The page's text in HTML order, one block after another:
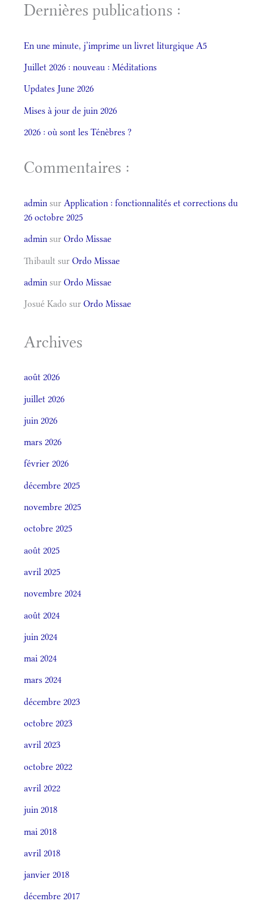
Dernières publications :
En une minute, j’imprime un livret liturgique A5
Juillet 2026 : nouveau : Méditations
Updates June 2026
Mises à jour de juin 2026
2026 : où sont les Ténèbres ?
Commentaires :
admin sur Application : fonctionnalités et corrections du
26 octobre 2025
admin sur Ordo Missae
Thibault sur Ordo Missae
admin sur Ordo Missae
Josué Kado sur Ordo Missae
Archives
août 2026
juillet 2026
juin 2026
mars 2026
février 2026
décembre 2025
novembre 2025
octobre 2025
août 2025
avril 2025
novembre 2024
août 2024
juin 2024
mai 2024
mars 2024
décembre 2023
octobre 2023
avril 2023
octobre 2022
avril 2022
juin 2018
mai 2018
avril 2018
janvier 2018
décembre 2017